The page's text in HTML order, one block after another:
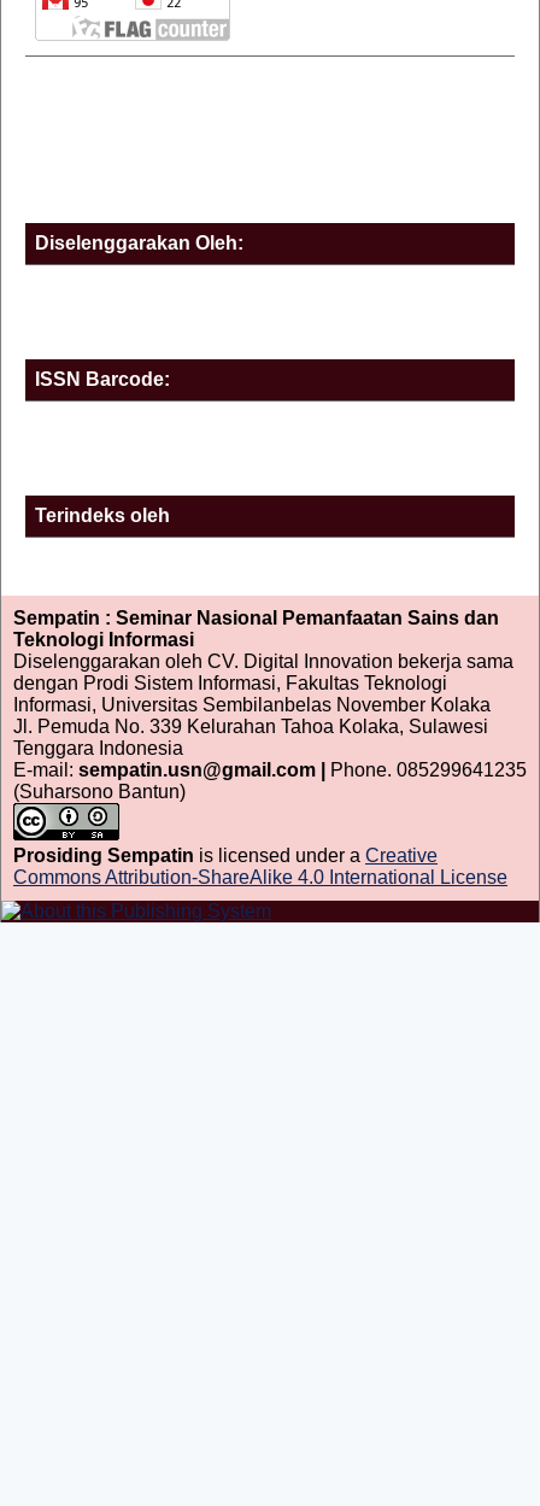
Diselenggarakan Oleh:
ISSN Barcode:
Terindeks oleh
Sempatin : Seminar Nasional Pemanfaatan Sains dan
Teknologi Informasi
Diselenggarakan oleh CV. Digital Innovation bekerja sama
dengan Prodi Sistem Informasi, Fakultas Teknologi
Informasi, Universitas Sembilanbelas November Kolaka
Jl. Pemuda No. 339 Kelurahan Tahoa Kolaka, Sulawesi
Tenggara Indonesia
E-mail: sempatin.usn@gmail.com |
Phone. 085299641235
(Suharsono Bantun)
Prosiding Sempatin is licensed under a Creative
Commons Attribution-ShareAlike 4.0 International License